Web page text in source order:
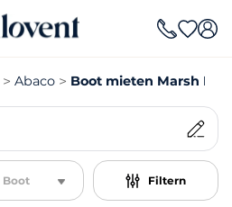
Abaco Boot mieten Marsh
Boot Filtern